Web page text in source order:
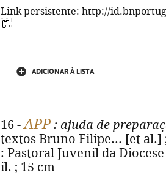
Link persistente: http://
ADICIONAR À LISTA
16 -APP : ajuda de
textos Bruno Filipe... [et al.]
: Pastoral Juvenil da
il. ; 15 cm